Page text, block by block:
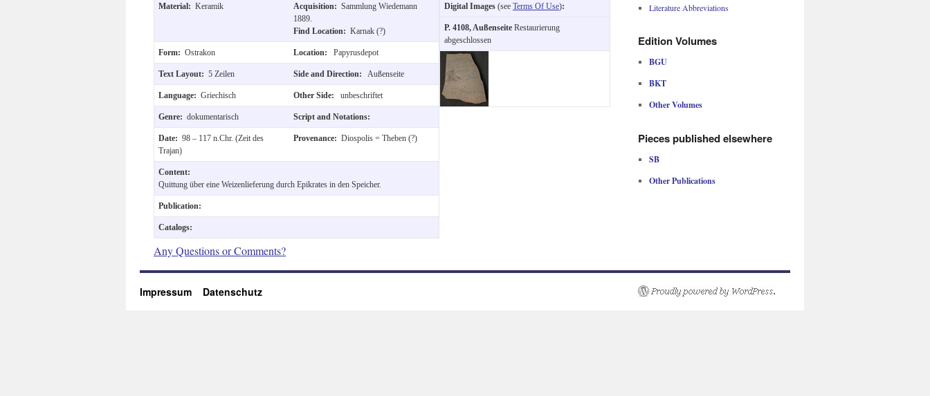
Material: Keramik Acquisition: Sammlung Wiedemann
1889.
Find Location: Karnak (?)
Form: Ostrakon Location: Papyrusdepot
Text Layout: 5 Zeilen Side and Direction: Außenseite
Language: Griechisch Other Side: unbeschriftet
Genre: dokumentarisch Script and Notations:
Date: 98 – 117 n.Chr. (Zeit des
Trajan)
Provenance: Diospolis = Theben (?)
Content:
Quittung über eine Weizenlieferung durch Epikrates in den Speicher.
Publication:
Catalogs:
Digital Images (see Terms Of Use):
P. 4108, Außenseite Restaurierung
abgeschlossen
Any Questions or Comments?
Literature Abbreviations
Edition Volumes
BGU
BKT
Other Volumes
Pieces published elsewhere
SB
Other Publications
Impressum Datenschutz